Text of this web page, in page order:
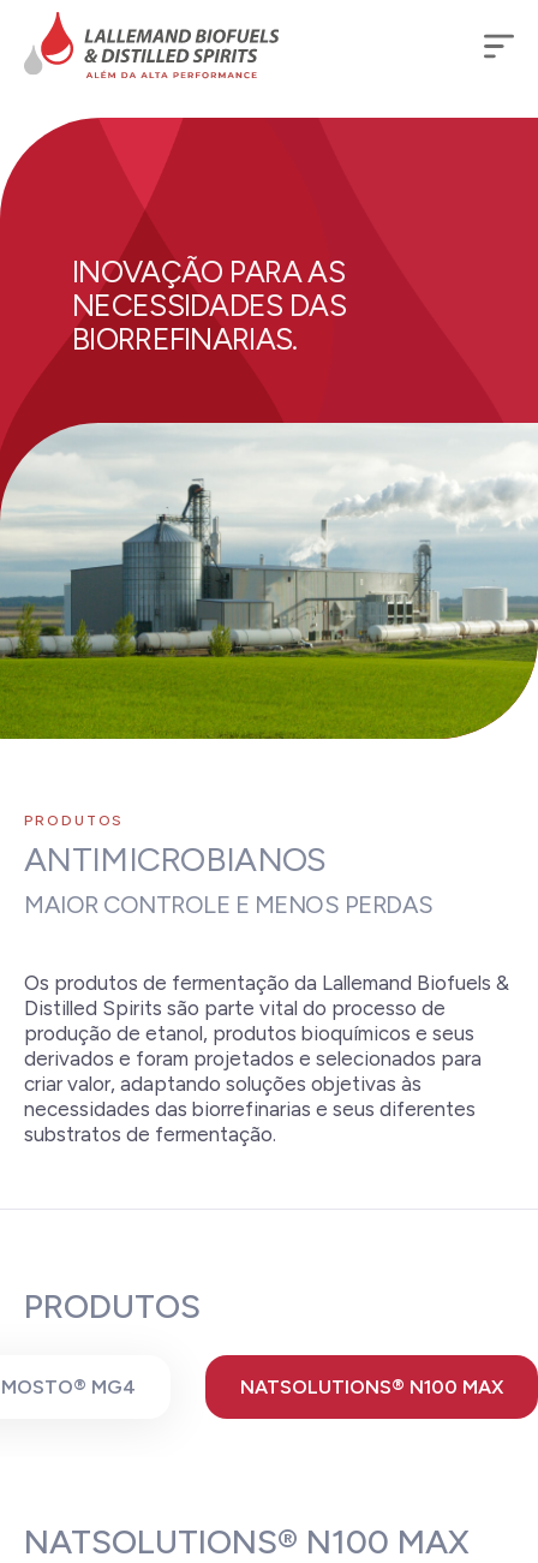
INOVAÇÃO PARA AS
NECESSIDADES DAS
BIORREFINARIAS.
PRODUTOS
ANTIMICROBIANOS
MAIOR CONTROLE E MENOS PERDAS
Os produtos de fermentação da Lallemand Biofuels &
Distilled Spirits são parte vital do processo de
produção de etanol, produtos bioquímicos e seus
derivados e foram projetados e selecionados para
criar valor, adaptando soluções objetivas às
necessidades das biorrefinarias e seus diferentes
substratos de fermentação.
PRODUTOS
MG4 NATSOLUTIONS® N100 MAX
NATSOLUTIONS® N100 MAX